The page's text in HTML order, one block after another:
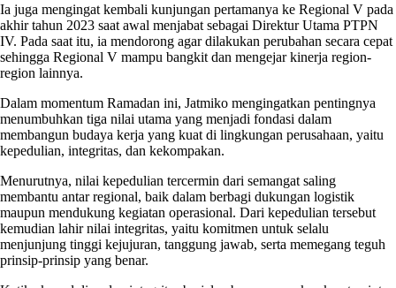
Ia juga mengingat kembali kunjungan pertamanya ke Regional V pada
akhir tahun 2023 saat awal menjabat sebagai Direktur Utama PTPN
IV. Pada saat itu, ia mendorong agar dilakukan perubahan secara cepat
sehingga Regional V mampu bangkit dan mengejar kinerja region-
region lainnya.
Dalam momentum Ramadan ini, Jatmiko mengingatkan pentingnya
menumbuhkan tiga nilai utama yang menjadi fondasi dalam
membangun budaya kerja yang kuat di lingkungan perusahaan, yaitu
kepedulian, integritas, dan kekompakan.
Menurutnya, nilai kepedulian tercermin dari semangat saling
membantu antar regional, baik dalam berbagi dukungan logistik
maupun mendukung kegiatan operasional. Dari kepedulian tersebut
kemudian lahir nilai integritas, yaitu komitmen untuk selalu
menjunjung tinggi kejujuran, tanggung jawab, serta memegang teguh
prinsip-prinsip yang benar.